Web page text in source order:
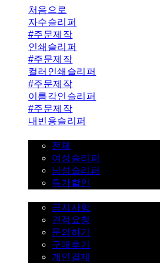
처음으로
자수슬리퍼
#주문제작
인쇄슬리퍼
#주문제작
컬러인쇄슬리퍼
#주문제작
이름각인슬리퍼
#주문제작
내빈용슬리퍼
전체
여성슬리퍼
남성슬리퍼
특가할인
공지사항
견적요청
문의하기
구매후기
개인결제